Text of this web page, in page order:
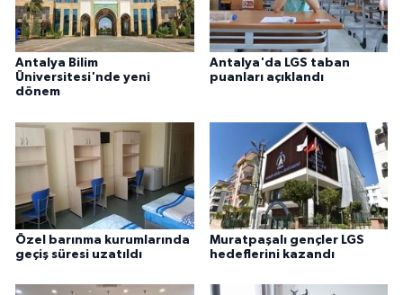
Antalya Bilim
Üniversitesi'nde yeni
dönem
Antalya'da LGS taban
puanları açıklandı
Özel barınma kurumlarında
geçiş süresi uzatıldı
Muratpaşalı gençler LGS
hedeflerini kazandı